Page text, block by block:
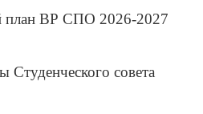
план ВР СПО 2026-2027
совета